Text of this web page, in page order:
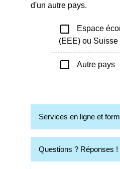
d'un autre pays.
check_box_outline_blank
Espace
(EEE) ou Suisse
check_box_outline_blank Autre pays
Services en ligne et
Questions ? Réponses !